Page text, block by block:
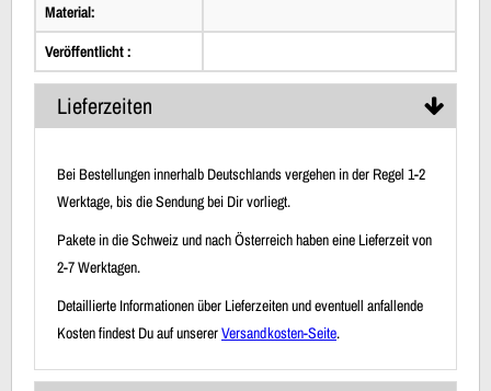
Material:
Veröffentlicht :
Lieferzeiten
Bei Bestellungen innerhalb Deutschlands vergehen in der Regel 1-2
Werktage, bis die Sendung bei Dir vorliegt.
Pakete in die Schweiz und nach Österreich haben eine Lieferzeit von
2-7 Werktagen.
Detaillierte Informationen über Lieferzeiten und eventuell anfallende
Kosten findest Du auf unsererVersandkosten-Seite.